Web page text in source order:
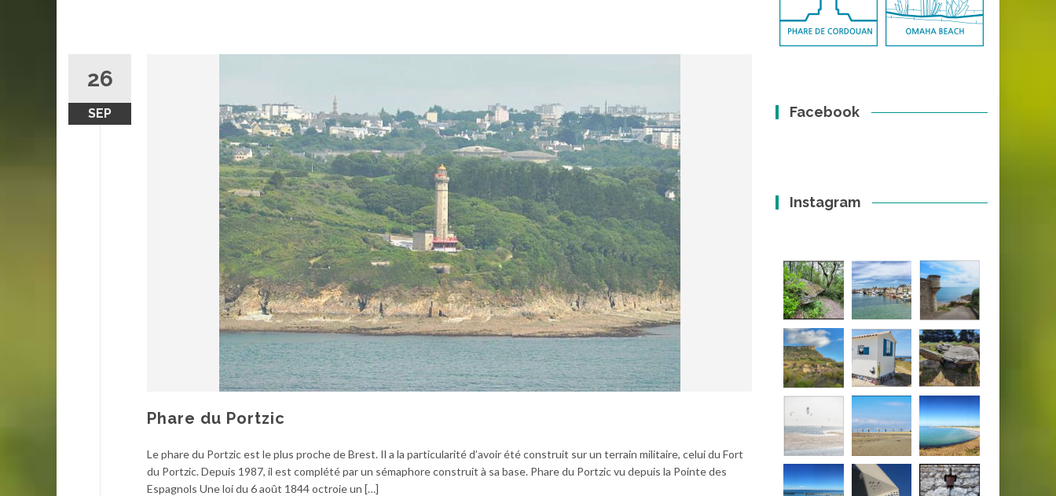
26
SEP
Phare du Portzic
Le phare du Portzic est le plus proche de Brest. Il a la particularité d’avoir été construit sur un terrain militaire, celui du Fort
du Portzic. Depuis 1987, il est complété par un sémaphore construit à sa base. Phare du Portzic vu depuis la Pointe des
Espagnols Une loi du 6 août 1844 octroie un […]
Facebook
Instagram